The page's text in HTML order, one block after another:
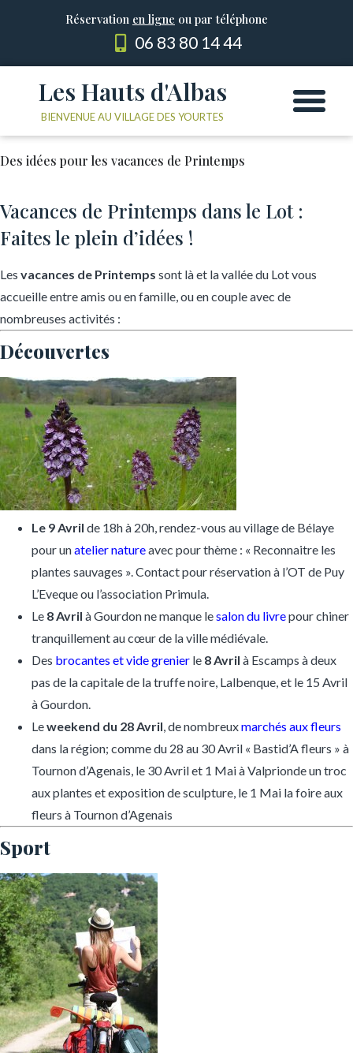
Réservation en ligne ou par téléphone
06 83 80 14 44
Les Hauts d'Albas
BIENVENUE AU VILLAGE DES YOURTES
Des idées pour les vacances de Printemps
Vacances de Printemps dans le Lot :
Faites le plein d’idées !
Les vacances de Printemps sont là et la vallée du Lot vous
accueille entre amis ou en famille, ou en couple avec de
nombreuses activités :
Découvertes
Le 9 Avril de 18h à 20h, rendez-vous au village de Bélaye
pour unatelier natureavec pour thème : « Reconnaitre les
plantes sauvages ». Contact pour réservation à l’OT de Puy
L’Eveque ou l’association Primula.
Le 8 Avril à Gourdon ne manque lesalon du livrepour chiner
tranquillement au cœur de la ville médiévale.
Des brocantes et vide grenier le 8 Avril à Escamps à deux
pas de la capitale de la truffe noire, Lalbenque, et le 15 Avril
à Gourdon.
Leweekend du 28 Avril, de nombreuxmarchés aux fleurs
dans la région; comme du 28 au 30 Avril « Bastid’A fleurs » à
Tournon d’Agenais, le 30 Avril et 1 Mai à Valprionde un troc
aux plantes et exposition de sculpture, le 1 Mai la foire aux
fleurs à Tournon d’Agenais
Sport